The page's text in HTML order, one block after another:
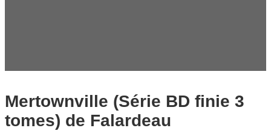
Mertownville (Série BD finie 3
tomes) de Falardeau